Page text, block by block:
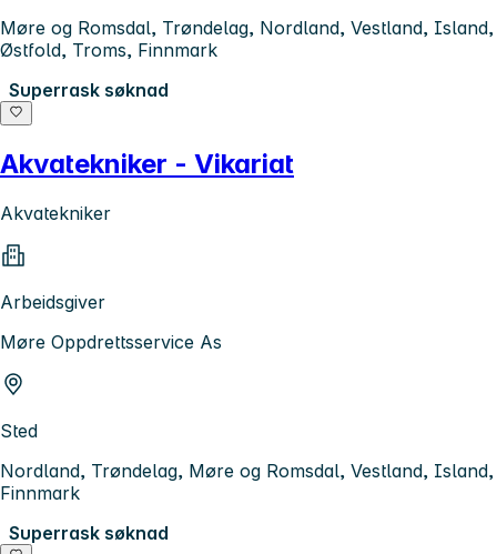
Møre og Romsdal, Trøndelag, Nordland, Vestland, Island,
Østfold, Troms, Finnmark
Superrask søknad
Akvatekniker - Vikariat
Akvatekniker
Arbeidsgiver
Møre Oppdrettsservice As
Sted
Nordland, Trøndelag, Møre og Romsdal, Vestland, Island,
Finnmark
Superrask søknad